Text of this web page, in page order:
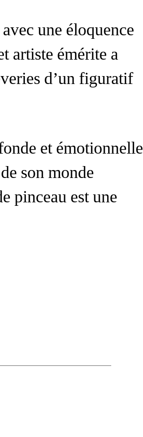
une éloquence
artiste émérite a
d’un figuratif
et émotionnelle
son monde
pinceau est une